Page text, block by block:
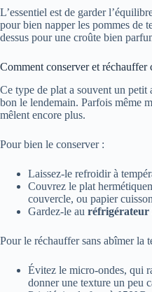
L’essentiel est de garder
pour bien napper les pommes de
dessus pour une croûte bien
Comment conserver et réchauffer
Ce type de plat a souvent un petit
bon le lendemain. Parfois même
mêlent encore plus.
Pour bien le conserver :
Laissez-le refroidir à
Couvrez le plat
couvercle, ou papier
Gardez-le au réfrigérateur
Pour le réchauffer sans abîmer la
Évitez le micro-ondes, qui
donner une texture un peu